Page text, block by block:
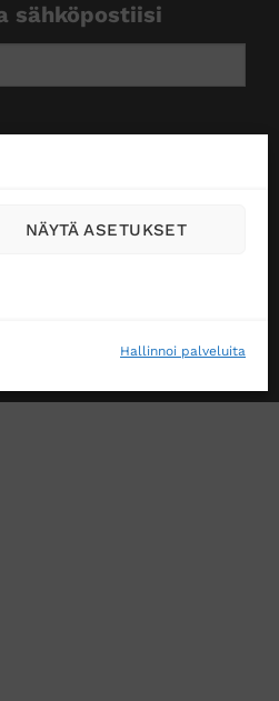
Hallinnoi palveluita
NÄYTÄ ASETUKSET
sähköpostiisi